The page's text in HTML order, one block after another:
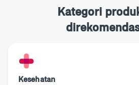
Kategori
Kesehatan